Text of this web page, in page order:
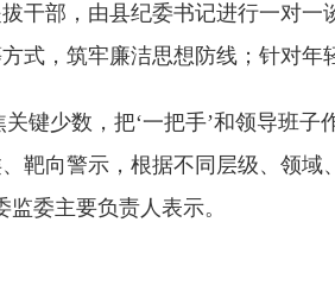
干部，由县纪委书记进行一对
式，筑牢廉洁思想防线；针对
关键少数，把‘一把手’和领导班
靶向警示，根据不同层级、领
监委主要负责人表示。